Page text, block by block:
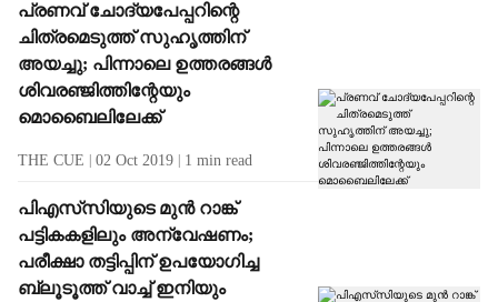
l
t
s
പ്രണവ് ചോദ്യപേപ്പറിന്റെ
ചിത്രമെടുത്ത് സുഹൃത്തിന്
അയച്ചു; പിന്നാലെ ഉത്തരങ്ങള്‍
ശിവരഞ്ജിത്തിന്റേയും
മൊബൈലിലേക്ക്
THE CUE 02 Oct 2019 1 min read
പിഎസ്‌സിയുടെ മുന്‍ റാങ്ക്
പട്ടികകളിലും അന്വേഷണം;
പരീക്ഷാ തട്ടിപ്പിന് ഉപയോഗിച്ച
ബ്ലൂടൂത്ത് വാച്ച് ഇനിയും